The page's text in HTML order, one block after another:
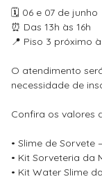
🗓️ 06 e 07 de junho
⏰ Das 13h às 16h
📍 Piso 3 próximo
O atendimento
necessidade de
Confira os valores
• Slime de Sorvete
• Kit Sorveteria da
• Kit Water Slime